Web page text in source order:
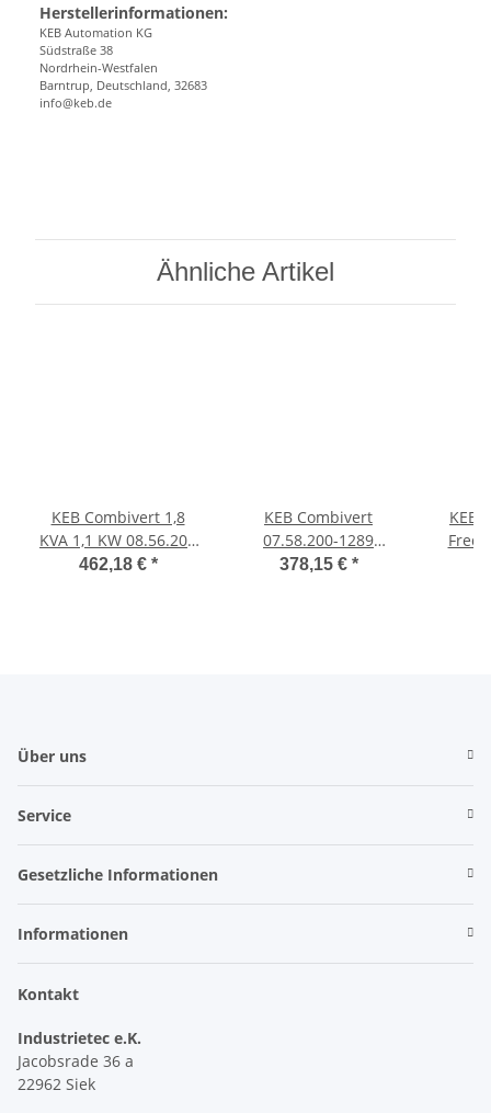
Herstellerinformationen:
KEB Automation KG
Südstraße 38
Nordrhein-Westfalen
Barntrup, Deutschland, 32683
info@keb.de
Ähnliche Artikel
KEB Combivert 1,8
KVA 1,1 KW 08.56.200
Frequenzumrichter
462,18 € *
KEB Combivert
07.58.200-1289
Frequenzumrichter
378,15 € *
KEB
Über uns
Service
Gesetzliche Informationen
Informationen
Kontakt
Industrietec e.K.
Jacobsrade 36 a
22962 Siek